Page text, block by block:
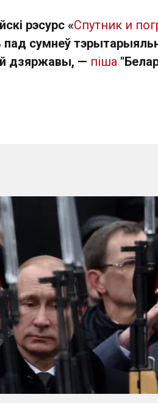
рэсурс «Спутник и
пад сумнеў
дзяржавы, — піша